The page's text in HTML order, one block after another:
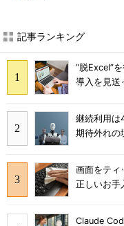
記事ランキング
“脱Excel”
導入を見送
継続利用
期待外れの
画面をテ
正しいお手
Claude